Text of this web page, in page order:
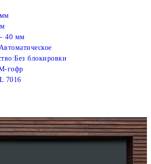
40 мм
Автоматическое
Без блокировки
гофр
7016